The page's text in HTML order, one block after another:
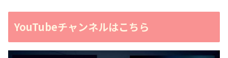
YouTubeチャンネルはこちら